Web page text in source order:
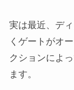
実は最近、デ
くゲートがオ
クションによ
ます。